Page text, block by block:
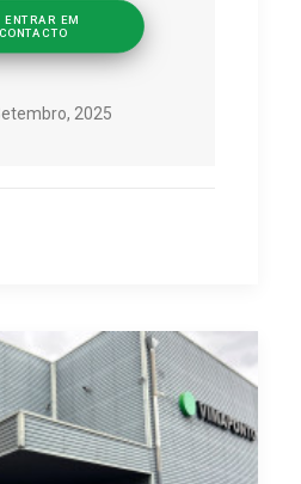
ENTRAR EM
CONTACTO
2025